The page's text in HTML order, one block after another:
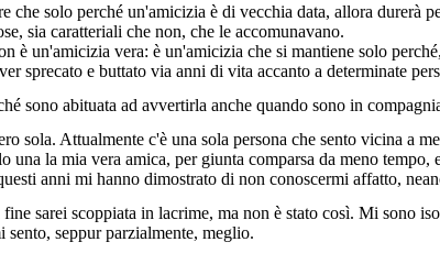
che solo perché un'amicizia è di vecchia data, allora durerà
sia caratteriali che non, che le accomunavano.
è un'amicizia vera: è un'amicizia che si mantiene solo
sprecato e buttato via anni di vita accanto a determinate
sono abituata ad avvertirla anche quando sono in
sola. Attualmente c'è una sola persona che sento vicina a
una la mia vera amica, per giunta comparsa da meno tempo,
anni mi hanno dimostrato di non conoscermi affatto,
sarei scoppiata in lacrime, ma non è stato così. Mi sono
sento, seppur parzialmente, meglio.